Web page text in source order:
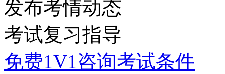
发布考情动态
考试复习指导
免费1V1咨询考试条件